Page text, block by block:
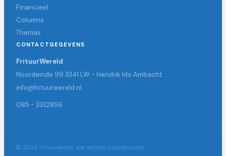
Financieel
Columns
Themas
CONTACTGEGEVENS
FrituurWereld
Noordeinde 99 3341 LW - Hendrik Ido Ambacht
info@frituurwereld.nl
085 - 3332856
© 2026 Frituurwereld. Alle rechten voorbehouden.